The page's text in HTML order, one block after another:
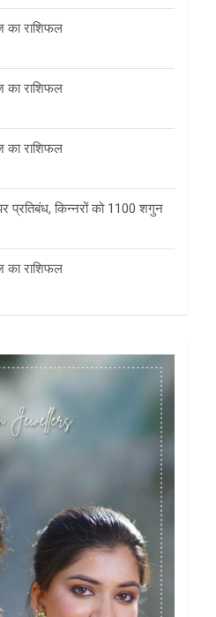
का राशिफल
का राशिफल
का राशिफल
प्रतिबंध, किन्नरों को 1100 शगुन
का राशिफल